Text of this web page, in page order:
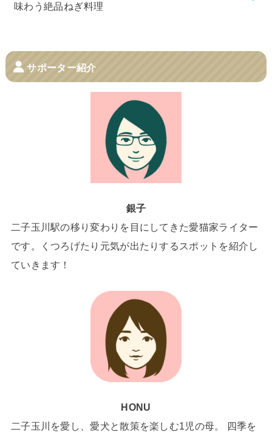
味わう絶品ねぎ料理
サポーター紹介
銀子
二子玉川駅の移り変わりを目にしてきた愛猫家ライター
です。くつろげたり元気が出たりするスポットを紹介し
ていきます！
HONU
二子玉川を愛し、愛犬と散策を楽しむ1児の母。 四季を